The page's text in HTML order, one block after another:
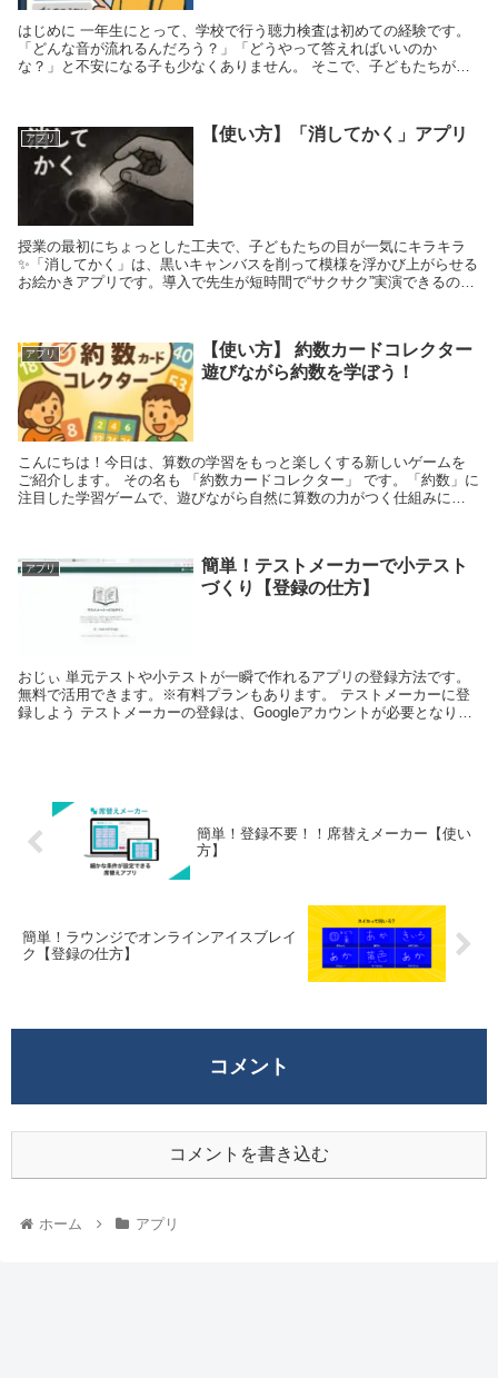
はじめに 一年生にとって、学校で行う聴力検査は初めての経験です。
「どんな音が流れるんだろう？」「どうやって答えればいいのか
な？」と不安になる子も少なくありません。 そこで、子どもたちが安
アプリ 【使い方】「消してかく」アプリ
授業の最初にちょっとした工夫で、子どもたちの目が一気にキラキラ
✨「消してかく」は、黒いキャンバスを削って模様を浮かび上がらせる
お絵かきアプリです。導入で先生が短時間で“サクサク”実演できるのが
アプリ
【使い方】 約数カードコレクター
遊びながら約数を学ぼう！
こんにちは！今日は、算数の学習をもっと楽しくする新しいゲームを
ご紹介します。 その名も 「約数カードコレクター」 です。「約数」に
注目した学習ゲームで、遊びながら自然に算数の力がつく仕組みにな
アプリ
簡単！テストメーカーで小テスト
づくり【登録の仕方】
おじぃ 単元テストや小テストが一瞬で作れるアプリの登録方法です。
無料で活用できます。※有料プランもあります。 テストメーカーに登
録しよう テストメーカーの登録は、Googleアカウントが必要となりま
簡単！登録不要！！席替えメーカー【使い
方】
簡単！ラウンジでオンラインアイスブレイ
ク【登録の仕方】
コメント
コメントを書き込む
ホーム アプリ